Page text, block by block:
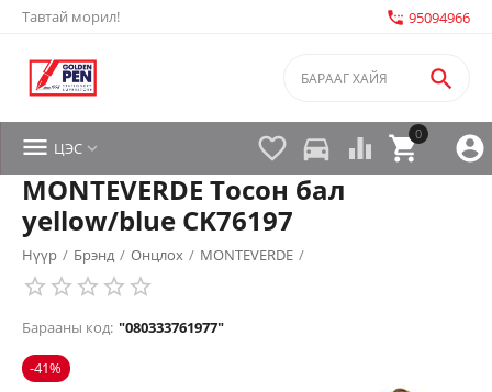
Тавтай морил! settings_phone 95094966


0

 directions_car 
 ЦЭС 
MONTEVERDE Тосон бал
yellow/blue CK76197
Нүүр / Брэнд / Онцлох / MONTEVERDE /
Барааны код: "080333761977"
-41%